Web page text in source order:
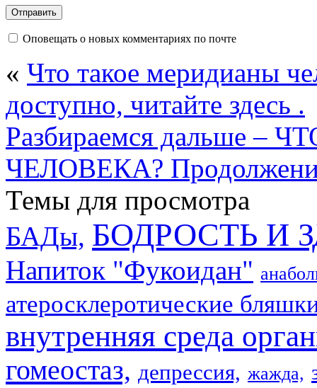
Оповещать о новых комментариях по почте
« Что такое меридианы
доступно, читайте здесь .
Разбираемся дальше
ЧЕЛОВЕКА?
Темы для просмотра
БАДы, БОДРОСТЬ И
Напиток "Фукоидан"
атеросклеротические
внутренняя среда
гомеостаз, депрессия, жажда,